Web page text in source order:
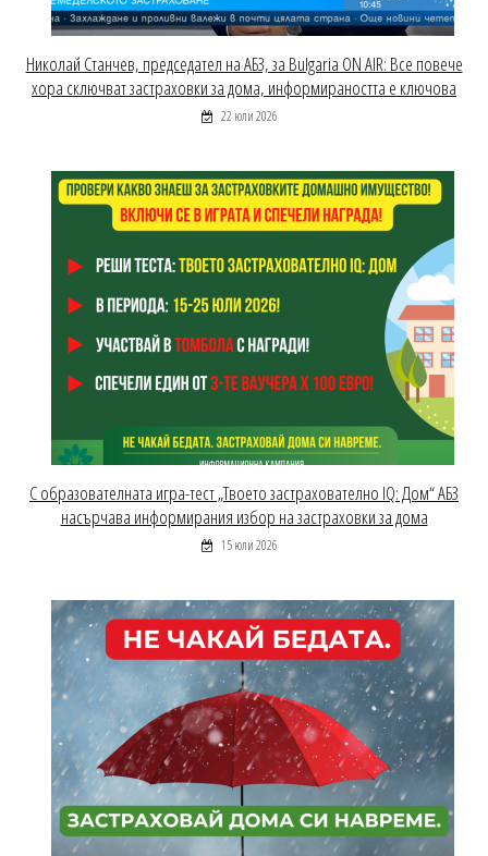
Николай Станчев, председател на АБЗ, за Bulgaria ON AIR: Все повече
хора сключват застраховки за дома, информираността е ключова
22 юли 2026
С образователната игра-тест „Твоето застрахователно IQ: Дом“ АБЗ
насърчава информирания избор на застраховки за дома
15 юли 2026